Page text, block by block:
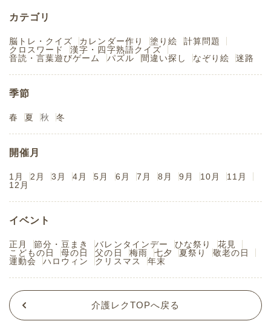
カテゴリ
脳トレ・クイズ カレンダー作り 塗り絵
計算問題
クロスワード
漢字・四字熟語クイズ
音読・言葉遊びゲーム
パズル 間違い探し なぞり絵 迷路
季節
春 夏 秋 冬
開催月
1月 2月 3月 4月 5月 6月 7月 8月 9月 10月
11月
12月
イベント
正月 節分・豆まき バレンタインデー ひな祭り
花見
こどもの日
母の日 父の日 梅雨 七夕 夏祭り
敬老の日
運動会
ハロウィン クリスマス 年末
介護レクTOPへ戻る